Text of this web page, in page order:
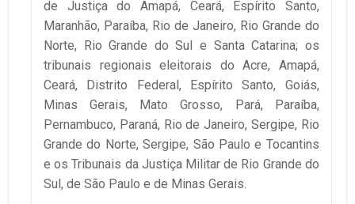
de Justiça do Amapá, Ceará, Espírito Santo,
Maranhão, Paraíba, Rio de Janeiro, Rio Grande do
Norte, Rio Grande do Sul e Santa Catarina; os
tribunais regionais eleitorais do Acre, Amapá,
Ceará, Distrito Federal, Espírito Santo, Goiás,
Minas Gerais, Mato Grosso, Pará, Paraíba,
Pernambuco, Paraná, Rio de Janeiro, Sergipe, Rio
Grande do Norte, Sergipe, São Paulo e Tocantins
e os Tribunais da Justiça Militar de Rio Grande do
Sul, de São Paulo e de Minas Gerais.